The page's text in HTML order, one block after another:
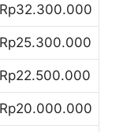
Rp32.300.000
Rp25.300.000
Rp22.500.000
Rp20.000.000